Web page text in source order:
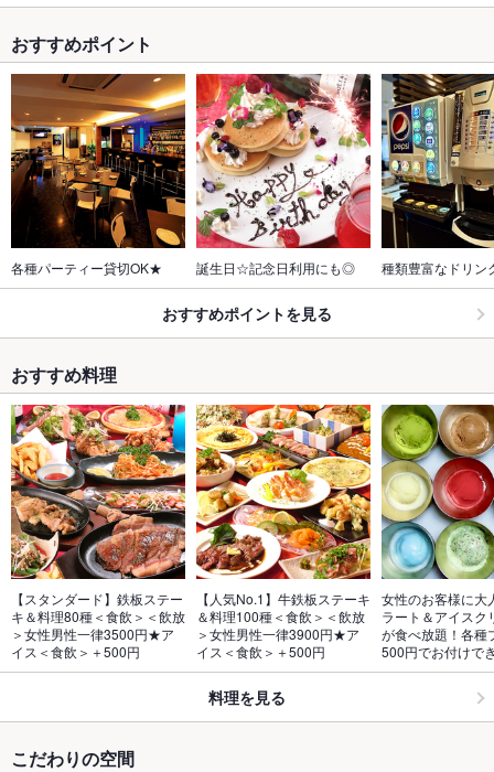
おすすめポイント
各種パーティー貸切OK★ 誕生日☆記念日利用にも◎ 種類豊富なドリ
おすすめポイントを見る
おすすめ料理
【スタンダード】鉄板ステー
キ＆料理80種＜食飲＞＜飲放
＞女性男性一律3500円★ア
イス＜食飲＞＋500円
【人気No.1】牛鉄板ステーキ
＆料理100種＜食飲＞＜飲放
＞女性男性一律3900円★ア
イス＜食飲＞＋500円
女性のお客様に大
ラート＆アイスク
が食べ放題！各種
500円でお付けで
料理を見る
こだわりの空間